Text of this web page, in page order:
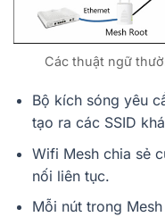
Các thuật ngữ
Bộ kích sóng yêu
tạo ra các SSID
Wifi Mesh chia sẻ
nối liên tục.
Mỗi nút trong